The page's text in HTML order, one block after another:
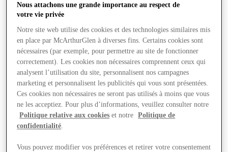
Nous attachons une grande importance au respect de
votre vie privée
Notre site web utilise des cookies et des technologies similaires mis
en place par McArthurGlen à diverses fins. Certains cookies sont
nécessaires (par exemple, pour permettre au site de fonctionner
correctement). Les cookies non nécessaires comprennent ceux qui
analysent l’utilisation du site, personnalisent nos campagnes
marketing et personnalisent les publicités qui vous sont présentées.
Ces cookies non nécessaires ne seront pas utilisés à moins que vous
ne les acceptiez. Pour plus d’informations, veuillez consulter notre
Politique relative aux cookies et notre
Politique de
confidentialité.
Vous pouvez modifier vos préférences et retirer votre consentement